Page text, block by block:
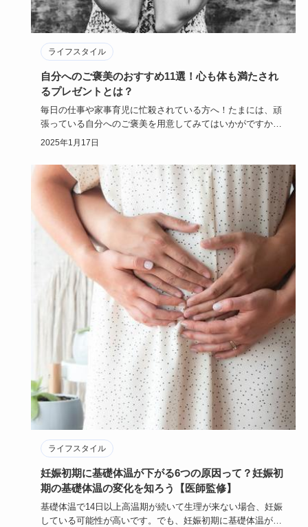
ライフスタイル
自分へのご褒美のおすすめ11選！心も体も満たされ
るプレゼントとは？
毎日の仕事や家事育児に忙殺されている方へ！たまには、頑
張っている自分へのご褒美を用意してみてはいかがですか？
自分から自分に…
2025年1月17日
ライフスタイル
妊娠初期に基礎体温が下がる6つの原因って？妊娠初
期の基礎体温の変化を知ろう【医師監修】
基礎体温で14日以上高温期が続いて生理が来ない場合、妊娠
している可能性が高いです。でも、妊娠初期に基礎体温が下